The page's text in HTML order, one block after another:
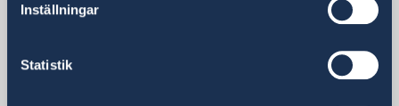
Inställningar
Statistik
Besöksadress
Tirana